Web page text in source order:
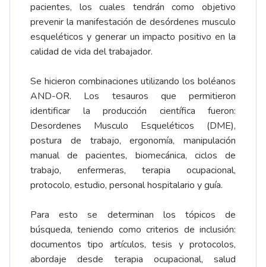
pacientes, los cuales tendrán como objetivo
prevenir la manifestación de desórdenes musculo
esqueléticos y generar un impacto positivo en la
calidad de vida del trabajador.
Se hicieron combinaciones utilizando los boléanos
AND-OR. Los tesauros que permitieron
identificar la producción científica fueron:
Desordenes Musculo Esqueléticos (DME),
postura de trabajo, ergonomía, manipulación
manual de pacientes, biomecánica, ciclos de
trabajo, enfermeras, terapia ocupacional,
protocolo, estudio, personal hospitalario y guía.
Para esto se determinan los tópicos de
búsqueda, teniendo como criterios de inclusión:
documentos tipo artículos, tesis y protocolos,
abordaje desde terapia ocupacional, salud